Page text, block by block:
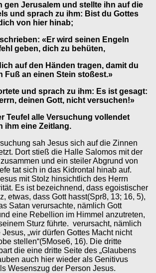
gen Jerusalem und stellte ihn auf die
und sprach zu ihm: Bist du Gottes
von hier hinab;
«Er wird seinen Engeln
geben, dich zu behüten,
auf den Händen tragen, damit du
Fuß an einen Stein stoßest.»
und sprach zu ihm: Es ist gesagt:
deinen Gott, nicht versuchen!»
Teufel alle Versuchung vollendet
ihm eine Zeitlang.
sah Jesus sich auf die Zinnen
Dort stieß die Halle Salomos mit der
und ein steiler Abgrund von
tat sich in das Kidrontal hinab auf.
mit Stolz hinsichtlich des Herrn
Es ist bezeichnend, dass egoistischer
etwas, dass Gott hasst(Spr8, 13; 16, 5),
Satan verursachte, nämlich Gott
eine Rebellion im Himmel anzutreten,
Sturz führte. verursacht, nämlich
Jesus, „wir dürfen Gottes Macht nicht
stellen“(5Mose6, 16). Die dritte
die eine dritte Seite des „Glaubens
auch hier wieder als Genitivus
Wesenszug der Person Jesus.